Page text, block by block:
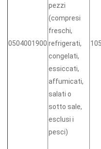
0504001900
pezzi
(compresi
freschi,
refrigerati,
congelati,
essiccati,
affumicati,
salati o
sotto sale,
esclusi i
pesci)
105